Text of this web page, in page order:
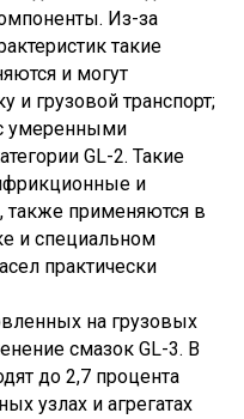
Из-за
такие
и могут
и грузовой транспорт;
умеренными
GL-2. Такие
и
также применяются в
и специальном
практически
на грузовых
смазок GL-3. В
до 2,7 процента
узлах и агрегатах